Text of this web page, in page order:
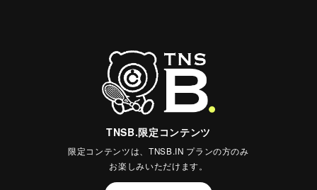
TNSB.限定コンテンツ
限定コンテンツは、TNSB.IN プランの方のみ
お楽しみいただけます。